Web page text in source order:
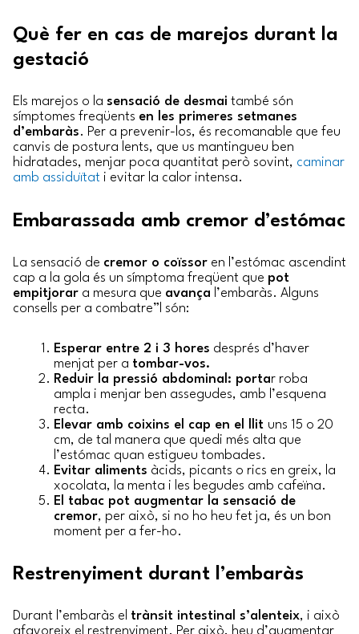
Què fer en cas de marejos durant la
gestació
Els marejos o la sensació de desmai també són
símptomes freqüents en les primeres setmanes
d’embaràs. Per a prevenir-los, és recomanable que feu
canvis de postura lents, que us mantingueu ben
hidratades, menjar poca quantitat però sovint, caminar
amb assiduïtat i evitar la calor intensa.
Embarassada amb cremor d’estómac
La sensació de cremor o coïssor en l’estómac ascendint
cap a la gola és un símptoma freqüent que pot
empitjorar a mesura que avança l’embaràs. Alguns
consells per a combatre”l són:
Esperar entre 2 i 3 hores després d’haver
menjat per a tombar-vos.
Reduir la pressió abdominal: portar roba
ampla i menjar ben assegudes, amb l’esquena
recta.
Elevar amb coixins el cap en el llit uns 15 o 20
cm, de tal manera que quedi més alta que
l’estómac quan estigueu tombades.
Evitar aliments àcids, picants o rics en greix, la
xocolata, la menta i les begudes amb cafeïna.
El tabac pot augmentar la sensació de
cremor, per això, si no ho heu fet ja, és un bon
moment per a fer-ho.
Restrenyiment durant l’embaràs
Durant l’embaràs el trànsit intestinal s’alenteix, i això
afavoreix el restrenyiment. Per això, heu d’augmentar